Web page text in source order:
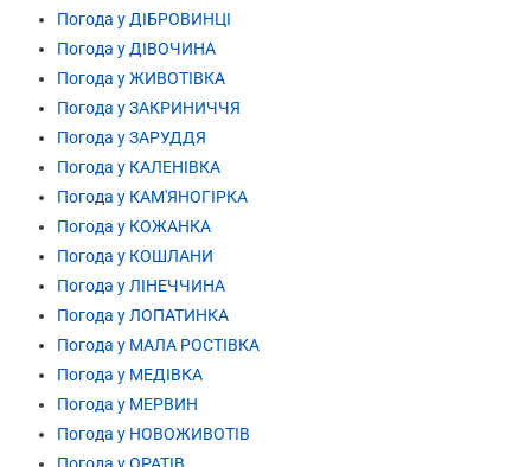
Погода у ДІБРОВИНЦІ
Погода у ДІВОЧИНА
Погода у ЖИВОТІВКА
Погода у ЗАКРИНИЧЧЯ
Погода у ЗАРУДДЯ
Погода у КАЛЕНІВКА
Погода у КАМ'ЯНОГІРКА
Погода у КОЖАНКА
Погода у КОШЛАНИ
Погода у ЛІНЕЧЧИНА
Погода у ЛОПАТИНКА
Погода у МАЛА РОСТІВКА
Погода у МЕДІВКА
Погода у МЕРВИН
Погода у НОВОЖИВОТІВ